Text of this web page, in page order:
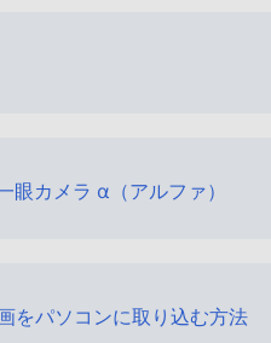
カメラ α（アルファ）
をパソコンに取り込む方法